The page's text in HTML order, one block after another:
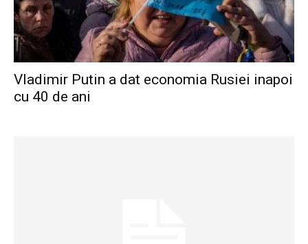
Vladimir Putin a dat economia Rusiei inapoi
cu 40 de ani